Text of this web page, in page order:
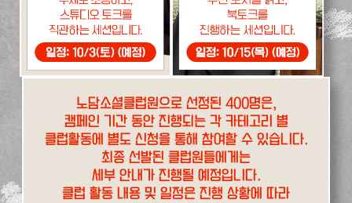
노담소셜클럽원으로 선정된 400명은,
캠페인 기간 동안 진행되는 각 카테고리 별
클럽활동에 별도 신청을 통해 참여할 수 있습니다.
최종 선발된 클럽원들에게는
세부 안내가 진행될 예정입니다.
클럽 활동 내용 및 일정은 진행 상황에 따라